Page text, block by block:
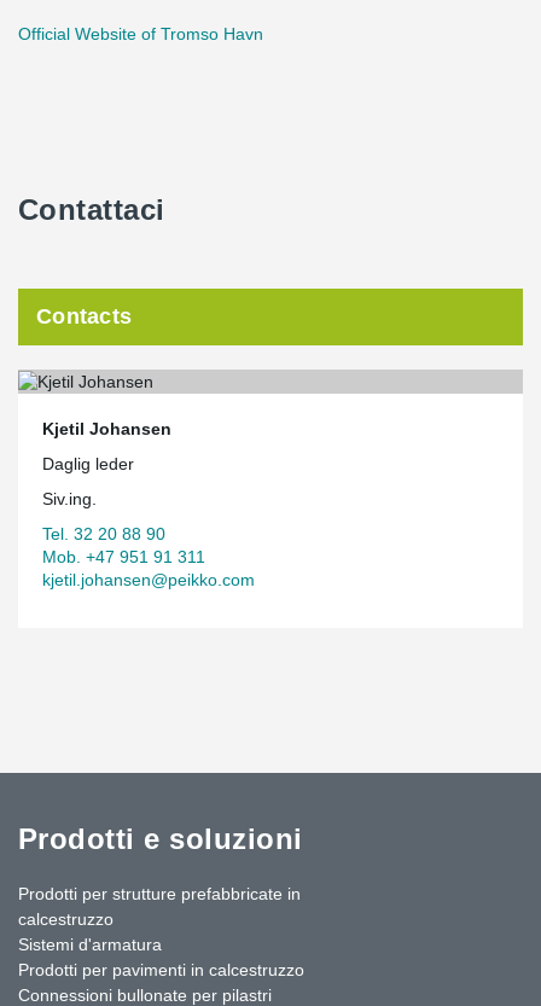
Official Website of Tromso Havn
Contattaci
Contacts
Kjetil Johansen
Daglig leder
Siv.ing.
Tel. 32 20 88 90
Mob. +47 951 91 311
kjetil.johansen@peikko.com
Prodotti e soluzioni
Prodotti per strutture prefabbricate in
calcestruzzo
Sistemi d'armatura
Prodotti per pavimenti in calcestruzzo
Connessioni bullonate per pilastri